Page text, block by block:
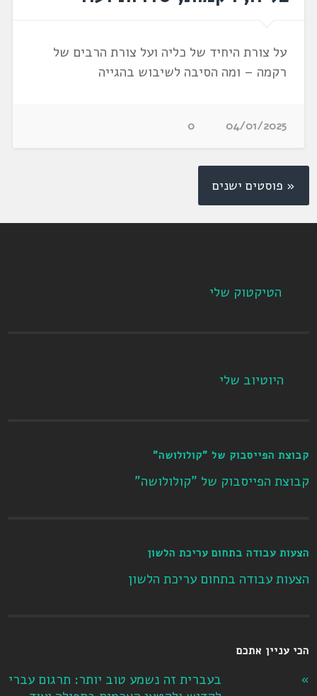
על צורת היחיד של כליה ועל צורת הרבים של
רקמה – ומה הסיבה לשיבוש בהגייה
04/01/2025
0
« פוסטים ישנים
הטיקטוק שלי
היוטיוב שלי
קבוצת הפייסבוק של "קולולושה"
קבוצת הפייסבוק של "קולולושה"
הצעות עבודה בתחום עריכת הלשון
הצעות עבודה בתחום עריכת הלשון
הכי עניין אתכם
בעברית זה נשמע טוב יותר: תרגום עברי